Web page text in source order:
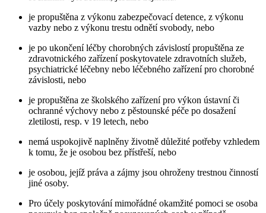
je propuštěna z výkonu zabezpečovací detence, z výkonu
vazby nebo z výkonu trestu odnětí svobody, nebo
je po ukončení léčby chorobných závislostí propuštěna ze
zdravotnického zařízení poskytovatele zdravotních služeb,
psychiatrické léčebny nebo léčebného zařízení pro chorobné
závislosti, nebo
je propuštěna ze školského zařízení pro výkon ústavní či
ochranné výchovy nebo z pěstounské péče po dosažení
zletilosti, resp. v 19 letech, nebo
nemá uspokojivě naplněny životně důležité potřeby vzhledem
k tomu, že je osobou bez přístřeší, nebo
je osobou, jejíž práva a zájmy jsou ohroženy trestnou činností
jiné osoby.
Pro účely poskytování mimořádné okamžité pomoci se osoba